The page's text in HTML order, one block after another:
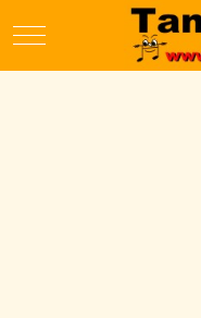
Mobile Menu Toggle